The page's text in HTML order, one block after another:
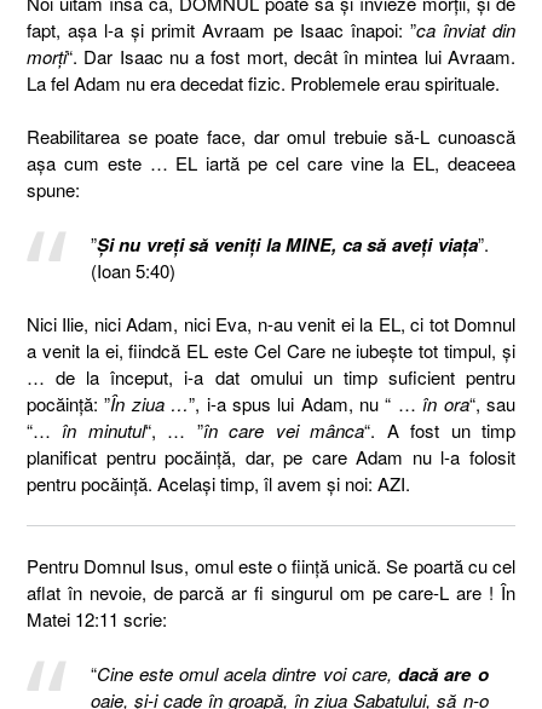
fapt, aşa l-a şi primit Avraam pe Isaac înapoi: ”ca înviat din
morţi“. Dar Isaac nu a fost mort, decât în mintea lui Avraam.
La fel Adam nu era decedat fizic. Problemele erau spirituale.
Reabilitarea se poate face, dar omul trebuie să-L cunoască
aşa cum este … EL iartă pe cel care vine la EL, deaceea
spune:
”Şi nu vreţi să veniţi la MINE, ca să aveţi viaţa”.
(Ioan 5:40)
Nici Ilie, nici Adam, nici Eva, n-au venit ei la EL, ci tot Domnul
a venit la ei, fiindcă EL este Cel Care ne iubeşte tot timpul, şi
… de la început, i-a dat omului un timp suficient pentru
pocăinţă: ”În ziua …”, i-a spus lui Adam, nu “ … în ora“, sau
“… în minutul“, … ”în care vei mânca“. A fost un timp
planificat pentru pocăinţă, dar, pe care Adam nu l-a folosit
pentru pocăinţă. Acelaşi timp, îl avem şi noi: AZI.
Pentru Domnul Isus, omul este o fiinţă unică. Se poartă cu cel
aflat în nevoie, de parcă ar fi singurul om pe care-L are ! În
Matei 12:11 scrie:
“Cine este omul acela dintre voi care,dacă are o
oaie, şi-i cade în groapă, în ziua Sabatului, să n-o